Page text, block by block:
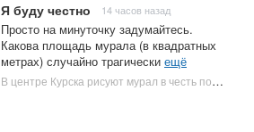
Я буду честно 14 часов назад
Просто на минуточку задумайтесь.
Какова площадь мурала (в квадратных
метрах) случайно трагически ещё
В центре Курска рисуют мурал в честь погибшего 5-летнего Толи » 46ТВ Курское Интернет Телевидение